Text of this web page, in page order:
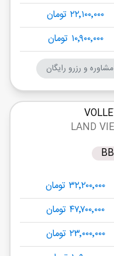
۲۲٬۱۰۰٬۰۰۰ تومان
۱۰٬۹۰۰٬۰۰۰ تومان
مشاوره و رزرو رایگان
BB
۳۲٬۲۰۰٬۰۰۰ تومان
۴۷٬۷۰۰٬۰۰۰ تومان
۲۳٬۰۰۰٬۰۰۰ تومان